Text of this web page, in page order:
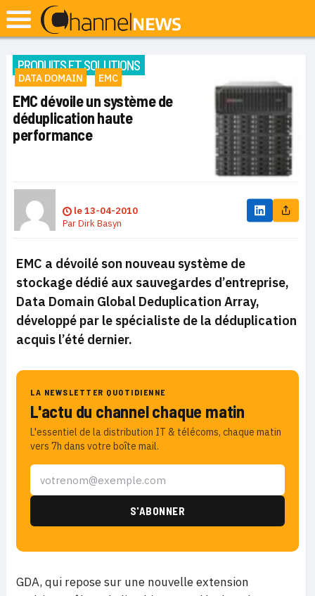
PRODUITS ET SOLUTIONS
DATA DOMAIN EMC
EMC dévoile un système de
déduplication haute
performance
le13-04-2010
ParDirk Basyn
EMC a dévoilé son nouveau système de
stockage dédié aux sauvegardes d’entreprise,
Data Domain Global Deduplication Array,
développé par le spécialiste de la déduplication
acquis l’été dernier.
LA NEWSLETTER QUOTIDIENNE
L'actu du channel chaque matin
L'essentiel de la distribution IT & télécoms, chaque matin
vers 7h dans votre boîte mail.
GDA, qui repose sur une nouvelle extension